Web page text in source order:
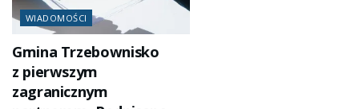
WIADOMOŚCI
Gmina Trzebownisko
z pierwszym
zagranicznym